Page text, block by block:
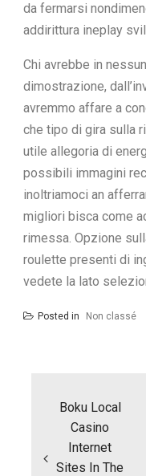
da fermarsi
addirittura ineplay
Chi avrebbe in
dimostrazione,
avremmo affare a
che tipo di gira sulla
utile allegoria di
possibili immagini
inoltriamoci an
migliori bisca come
rimessa. Opzione
roulette presenti di
vedete la lato
Posted in Non classé
Boku Local
Casino
Internet
Sites In The